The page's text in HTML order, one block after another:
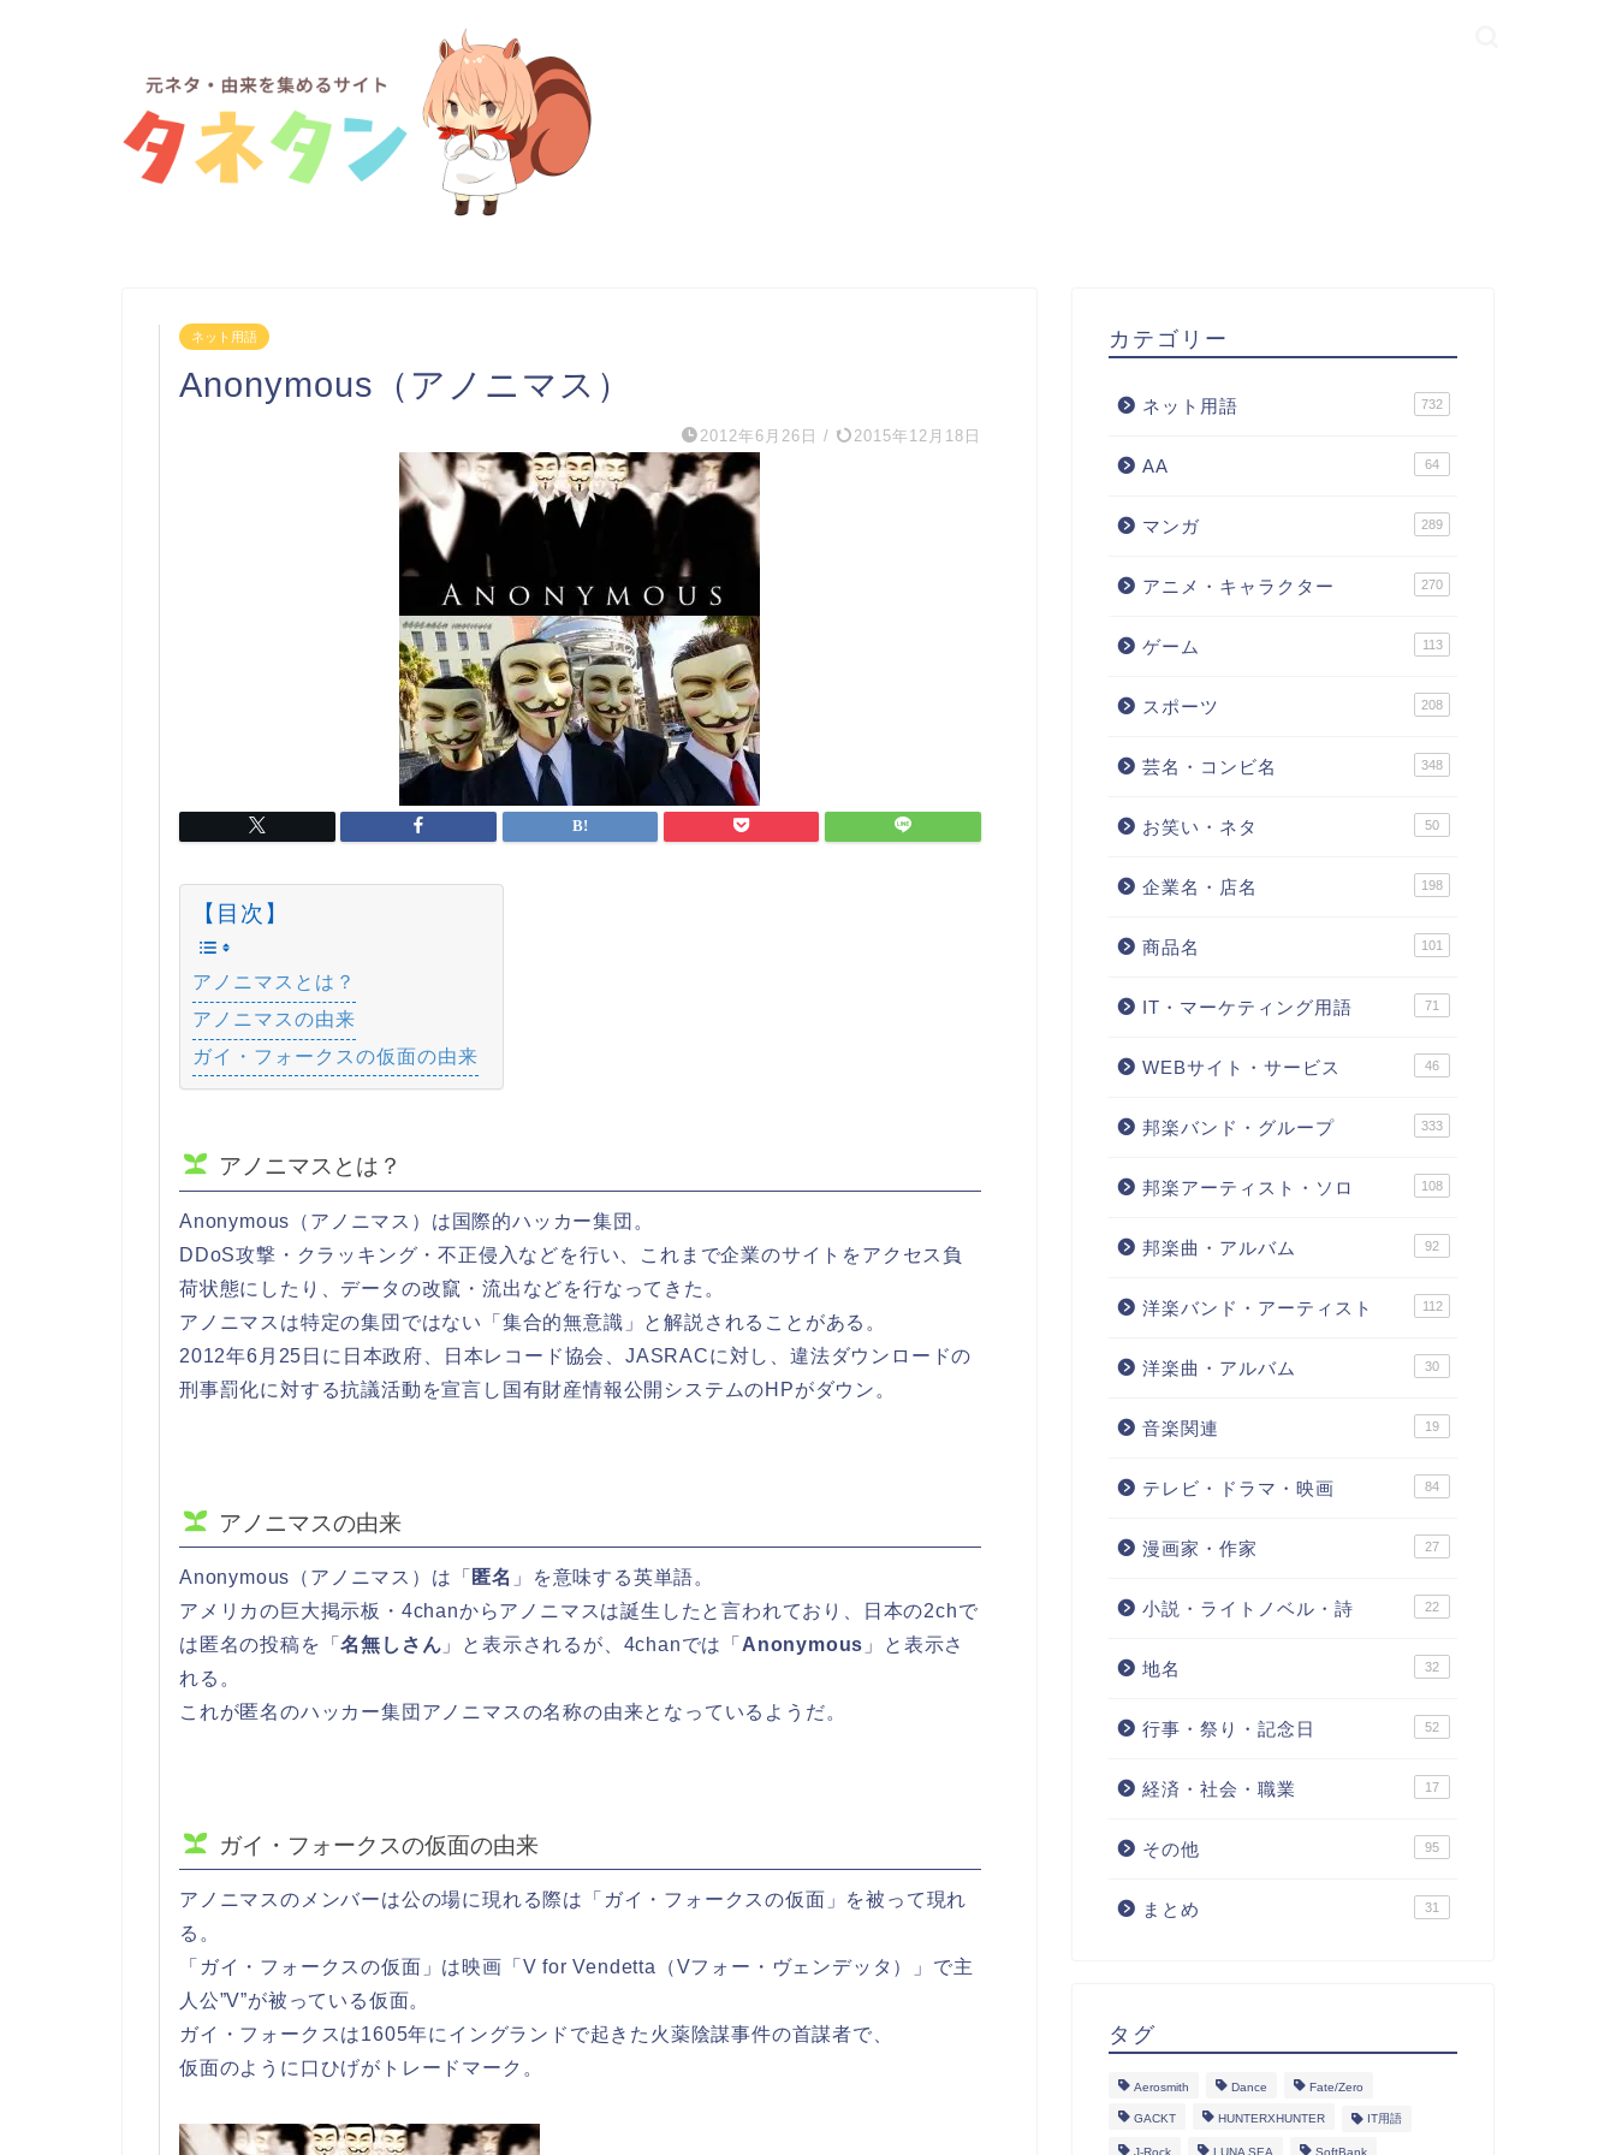
ネット用語
Anonymous（アノニマス）
2012年6月26日 / 2015年12月18日
【目次】
アノニマスとは？
アノニマスの由来
ガイ・フォークスの仮面の由来
アノニマスとは？
Anonymous（アノニマス）は国際的ハッカー集団。
DDoS攻撃・クラッキング・不正侵入などを行い、これまで企業のサイトをアクセス負
荷状態にしたり、データの改竄・流出などを行なってきた。
アノニマスは特定の集団ではない「集合的無意識」と解説されることがある。
2012年6月25日に日本政府、日本レコード協会、JASRACに対し、違法ダウンロードの
刑事罰化に対する抗議活動を宣言し国有財産情報公開システムのHPがダウン。
アノニマスの由来
Anonymous（アノニマス）は「 匿名 」を意味する英単語。
アメリカの巨大掲示板・4chanからアノニマスは誕生したと言われており、日本の2chで
は匿名の投稿を「名無しさん 」と表示されるが、4chanでは「 Anonymous 」と表示さ
れる。
これが匿名のハッカー集団アノニマスの名称の由来となっているようだ。
ガイ・フォークスの仮面の由来
アノニマスのメンバーは公の場に現れる際は「ガイ・フォークスの仮面」を被って現れ
る。
「ガイ・フォークスの仮面」は映画「V for Vendetta（Vフォー・ヴェンデッタ）」で主
人公”V”が被っている仮面。
ガイ・フォークスは1605年にイングランドで起きた火薬陰謀事件の首謀者で、
仮面のように口ひげがトレードマーク。
カテゴリー
ネット用語 732
AA 64
マンガ 289
アニメ・キャラクター 270
ゲーム 113
スポーツ 208
芸名・コンビ名 348
お笑い・ネタ 50
企業名・店名 198
商品名 101
IT・マーケティング用語 71
WEBサイト・サービス 46
邦楽バンド・グループ 333
邦楽アーティスト・ソロ 108
邦楽曲・アルバム 92
洋楽バンド・アーティスト 112
洋楽曲・アルバム 30
音楽関連 19
テレビ・ドラマ・映画 84
漫画家・作家 27
小説・ライトノベル・詩 22
地名 32
行事・祭り・記念日 52
経済・社会・職業 17
その他 95
まとめ 31
タグ
Aerosmith Dance Fate/Zero
GACKT HUNTERXHUNTER IT用語
J-Rock LUNA SEA SoftBank